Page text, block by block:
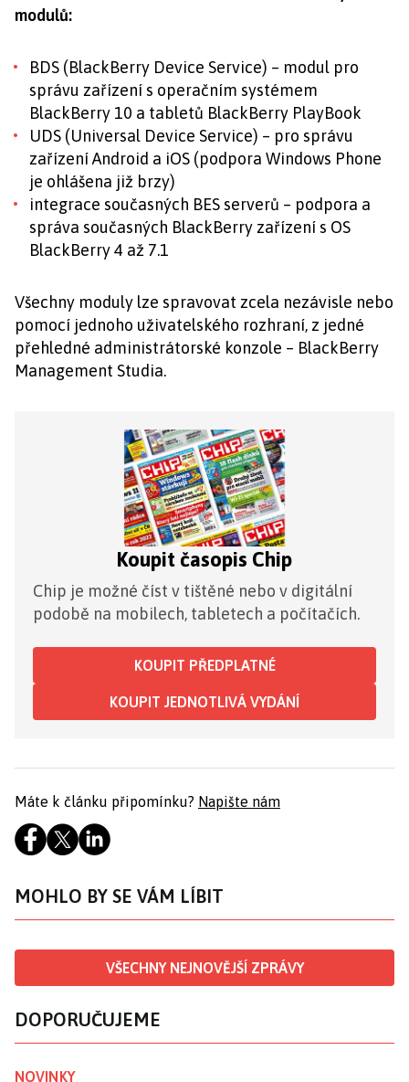
modulů:
BDS (BlackBerry Device Service) – modul pro
správu zařízení s operačním systémem
BlackBerry 10 a tabletů BlackBerry PlayBook
UDS (Universal Device Service) – pro správu
zařízení Android a iOS (podpora Windows Phone
je ohlášena již brzy)
integrace současných BES serverů – podpora a
správa současných BlackBerry zařízení s OS
BlackBerry 4 až 7.1
Všechny moduly lze spravovat zcela nezávisle nebo
pomocí jednoho uživatelského rozhraní, z jedné
přehledné administrátorské konzole – BlackBerry
Management Studia.
Koupit časopis Chip
Chip je možné číst v tištěné nebo v digitální
podobě na mobilech, tabletech a počítačích.
KOUPIT PŘEDPLATNÉ
KOUPIT JEDNOTLIVÁ VYDÁNÍ
Máte k článku připomínku? Napište nám
MOHLO BY SE VÁM LÍBIT
VŠECHNY NEJNOVĚJŠÍ ZPRÁVY
DOPORUČUJEME
NOVINKY